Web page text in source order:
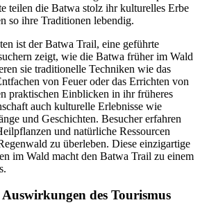
teilen die Batwa stolz ihr kulturelles Erbe
so ihre Traditionen lebendig.
ist der Batwa Trail, eine geführte
zeigt, wie die Batwa früher im Wald
sie traditionelle Techniken wie das
von Feuer oder das Errichten von
praktischen Einblicken in ihr früheres
auch kulturelle Erlebnisse wie
und Geschichten. Besucher erfahren
und natürliche Ressourcen
zu überleben. Diese einzigartige
im Wald macht den Batwa Trail zu einem
des Tourismus